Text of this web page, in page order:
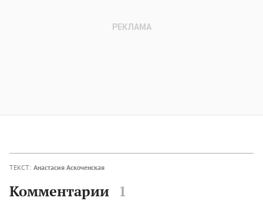
ТЕКСТ: Анастасия Аскоченская
Комментарии 1